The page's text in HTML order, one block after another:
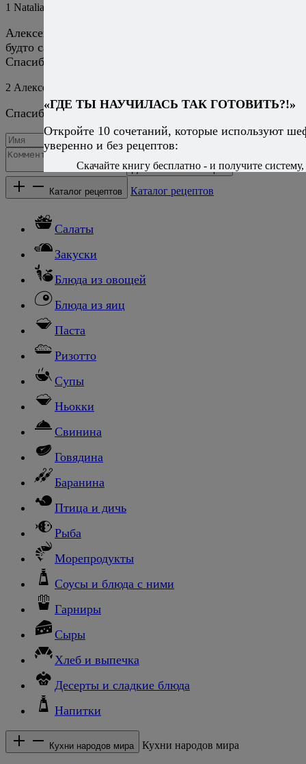
1 Natalia
Алексей, вас почитаешь, как
будто сам побывал…
Спасибо.
2 Алексей Онегин
Спасибо!
Добавить комментарий
Каталог рецептов Каталог рецептов
Салаты
Закуски
Блюда из овощей
Блюда из яиц
Паста
Ризотто
Супы
Ньокки
Свинина
Говядина
Баранина
Птица и дичь
Рыба
Морепродукты
Соусы и блюда с ними
Гарниры
Сыры
Хлеб и выпечка
Десерты и сладкие блюда
Напитки
Кухни народов мира Кухни народов мира
«ГДЕ ТЫ НАУЧИЛАСЬ ТАК ГОТОВИТЬ?!»
Откройте 10 сочетаний, которые используют
уверенно и без рецептов:
Скачайте книгу бесплатно - и получите систему,